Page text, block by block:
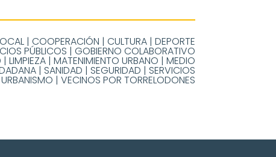
| COOPERACIÓN | CULTURA| DEPORTE
PÚBLICOS | GOBIERNO COLABORATIVO
| LIMPIEZA| MATENIMIENTO URBANO | MEDIO
| SANIDAD | SEGURIDAD | SERVICIOS
URBANISMO | VECINOS POR TORRELODONES